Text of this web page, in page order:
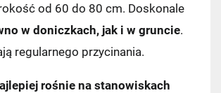
od 60 do 80 cm. Doskonale
w doniczkach, jak i w gruncie.
regularnego przycinania.
rośnie na stanowiskach